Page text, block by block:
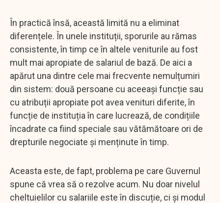
În practică însă, această limită nu a eliminat
diferențele. În unele instituții, sporurile au rămas
consistente, în timp ce în altele veniturile au fost
mult mai apropiate de salariul de bază. De aici a
apărut una dintre cele mai frecvente nemulțumiri
din sistem: două persoane cu aceeași funcție sau
cu atribuții apropiate pot avea venituri diferite, în
funcție de instituția în care lucrează, de condițiile
încadrate ca fiind speciale sau vătămătoare ori de
drepturile negociate și menținute în timp.
Aceasta este, de fapt, problema pe care Guvernul
spune că vrea să o rezolve acum. Nu doar nivelul
cheltuielilor cu salariile este în discuție, ci și modul